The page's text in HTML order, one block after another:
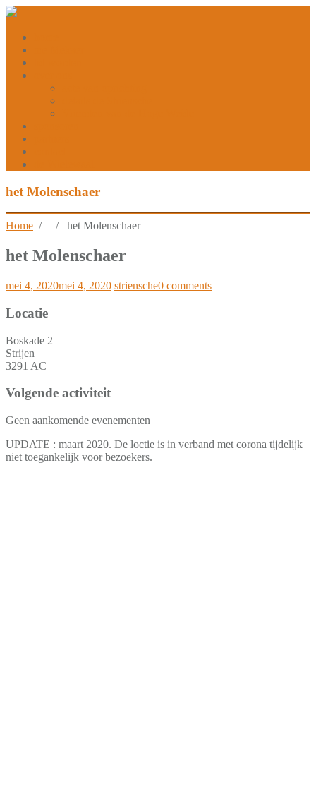
het Molenschaer
Home / / het Molenschaer
het Molenschaer
mei 4, 2020mei 4, 2020 striensche0 comments
Locatie
Boskade 2
Strijen
3291 AC
Volgende activiteit
Geen aankomende evenementen
UPDATE : maart 2020. De loctie is in verband met corona tijdelijk
niet toegankelijk voor bezoekers.